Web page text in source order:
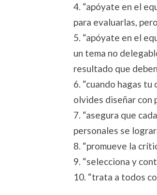
4. “apóyate en el
para evaluarlas,
5. “apóyate en el
un tema no
resultado que
6. “cuando hagas
olvides diseñar con
7. “asegura que
personales se
8. “promueve la
9. “selecciona y
10. “trata a todos